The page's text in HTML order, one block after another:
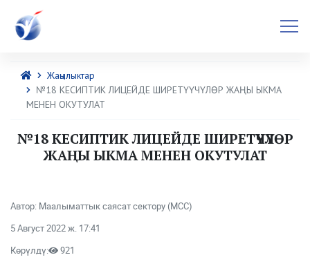
Жаңылыктар
№18 КЕСИПТИК ЛИЦЕЙДЕ ШИРЕТҮҮЧҮЛӨР ЖАҢЫ ЫКМА
МЕНЕН ОКУТУЛАТ
№18 КЕСИПТИК ЛИЦЕЙДЕ ШИРЕТҮҮЧҮЛӨР
ЖАҢЫ ЫКМА МЕНЕН ОКУТУЛАТ
Автор: Маалыматтык саясат сектору (МСС)
5 Август 2022 ж. 17:41
Көрүлдү:
921